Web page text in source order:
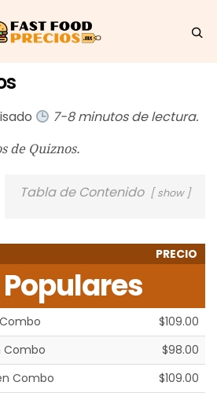
7-8 minutos de lectura.
de Quiznos.
Tabla de Contenido show
PRECIO
$109.00
Combo
$98.00
Combo
$109.00